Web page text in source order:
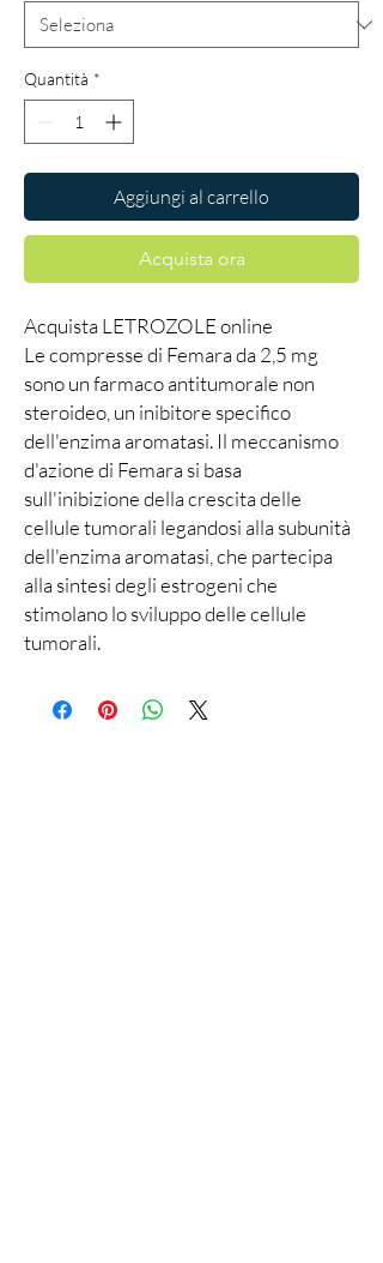
Quantità *
Aggiungi al carrello
Acquista ora
Acquista LETROZOLE online
Le compresse di Femara da 2,5 mg
sono un farmaco antitumorale non
steroideo, un inibitore specifico
dell'enzima aromatasi. Il meccanismo
d'azione di Femara si basa
sull'inibizione della crescita delle
cellule tumorali legandosi alla subunità
dell'enzima aromatasi, che partecipa
alla sintesi degli estrogeni che
stimolano lo sviluppo delle cellule
tumorali.